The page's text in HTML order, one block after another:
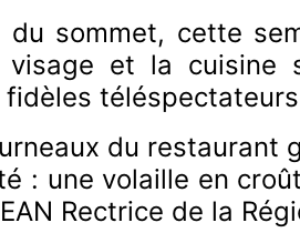
sommet, cette
et la cuisine
fidèles téléspectateurs
du restaurant
: une volaille en
Rectrice de la